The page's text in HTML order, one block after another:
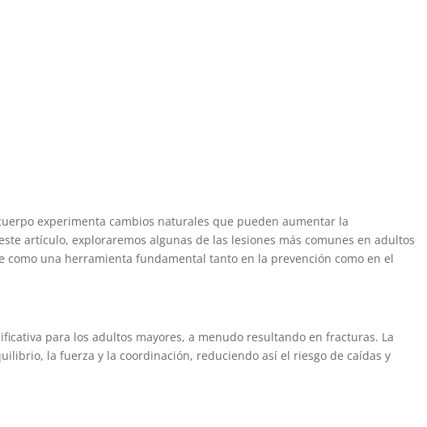
experimenta cambios naturales que pueden aumentar la
artículo, exploraremos algunas de las lesiones más comunes en adultos
como una herramienta fundamental tanto en la prevención como en el
para los adultos mayores, a menudo resultando en fracturas. La
la fuerza y la coordinación, reduciendo así el riesgo de caídas y